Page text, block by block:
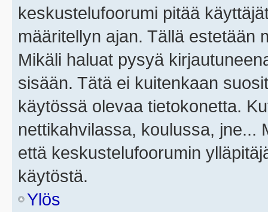
keskustelufoorumi pitää
määritellyn ajan. Tällä estetään
Mikäli haluat pysyä
sisään. Tätä ei kuitenkaan
käytössä olevaa tietokonetta.
nettikahvilassa, koulussa, jne...
että keskustelufoorumin
käytöstä.
Ylös